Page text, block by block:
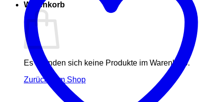
Warenkorb
Es befinden sich keine Produkte im Warenkorb.
Zurück zum Shop